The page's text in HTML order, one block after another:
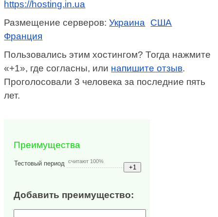
https://hosting.in.ua
Размещение серверов:Украина США
Франция
Пользовались этим хостингом? Тогда нажмите
«+1», где согласны, или напишите отзыв.
Проголосовали 3 человека за последние пять
лет.
Преимущества
Тестовый период считают 100%
Добавить преимущество: